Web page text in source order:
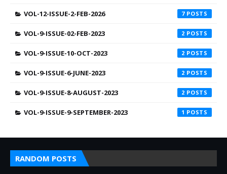
VOL-12-ISSUE-2-FEB-2026 7
VOL-9-ISSUE-02-FEB-2023 2
VOL-9-ISSUE-10-OCT-2023 2
VOL-9-ISSUE-6-JUNE-2023 2
VOL-9-ISSUE-8-AUGUST-2023 2
VOL-9-ISSUE-9-SEPTEMBER-2023 1
RANDOM POSTS